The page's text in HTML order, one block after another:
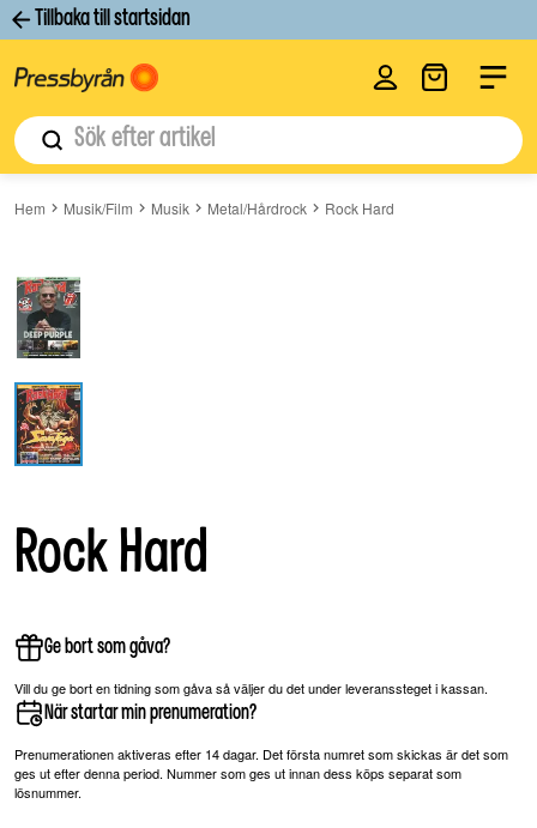
Tillbaka till startsidan
Logga in
Label
Sök
Hem Musik/Film Musik Metal/Hårdrock Rock Hard
Rock Hard
Ge bort som gåva?
Vill du ge bort en tidning som gåva så väljer du det under leveranssteget i kassan.
När startar min prenumeration?
Prenumerationen aktiveras efter 14 dagar. Det första numret som skickas är det som
ges ut efter denna period. Nummer som ges ut innan dess köps separat som
lösnummer.